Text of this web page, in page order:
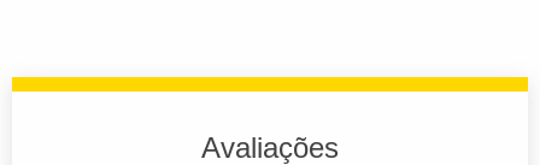
Avaliações